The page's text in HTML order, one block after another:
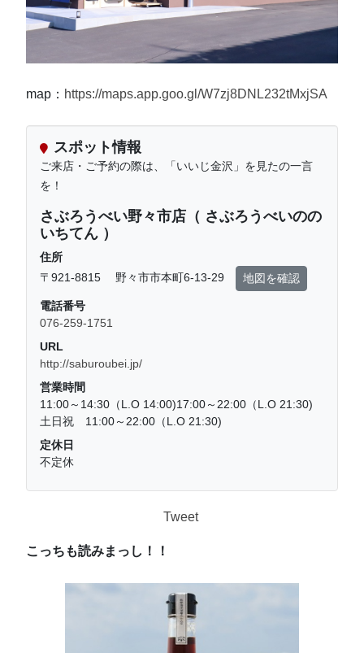
map： https://maps.app.goo.gl/W7zj8DNL232tMxjSA
スポット情報
ご来店・ご予約の際は、「いいじ金沢」を見たの一言
を！
さぶろうべい野々市店（ さぶろうべいのの
いちてん ）
住所
〒921-8815 野々市市本町6-13-29
地図を確認
電話番号
076-259-1751
URL
http://saburoubei.jp/
営業時間
11:00～14:30（L.O 14:00)17:00～22:00（L.O 21:30)
土日祝 11:00～22:00（L.O 21:30)
定休日
不定休
Tweet
こっちも読みまっし！！